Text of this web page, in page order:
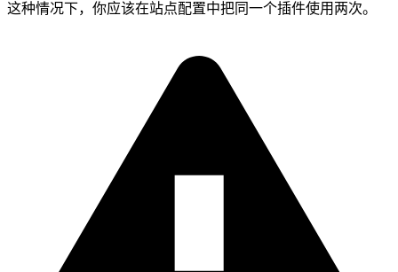
这种情况下，你应该在站点配置中把同一个插件使用两次。